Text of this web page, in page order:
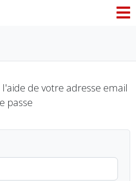
l'aide de votre adresse email
passe
cookies